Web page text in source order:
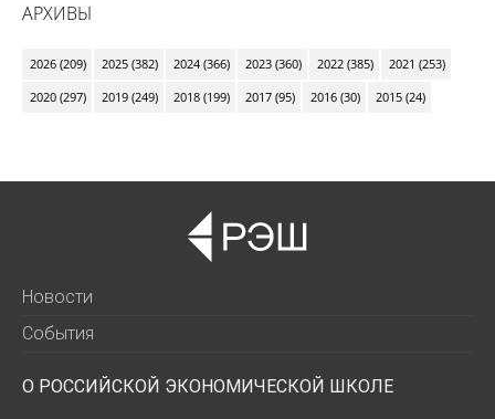
АРХИВЫ
2026 (209) 2025 (382) 2024 (366) 2023 (360) 2022 (385)
2021 (253)
2020 (297)
2019 (249) 2018 (199) 2017 (95) 2016 (30) 2015 (24)
Новости
События
О РОССИЙСКОЙ ЭКОНОМИЧЕСКОЙ ШКОЛЕ